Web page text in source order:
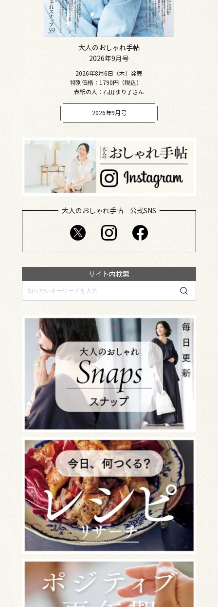
大人のおしゃれ手帖
2026年9月号
2026年8月6日（木）発売
特別価格：1790円（税込）
表紙の人：石田ゆり子さん
2026年9月号
大人のおしゃれ手帖 公式SNS
サイト内検索